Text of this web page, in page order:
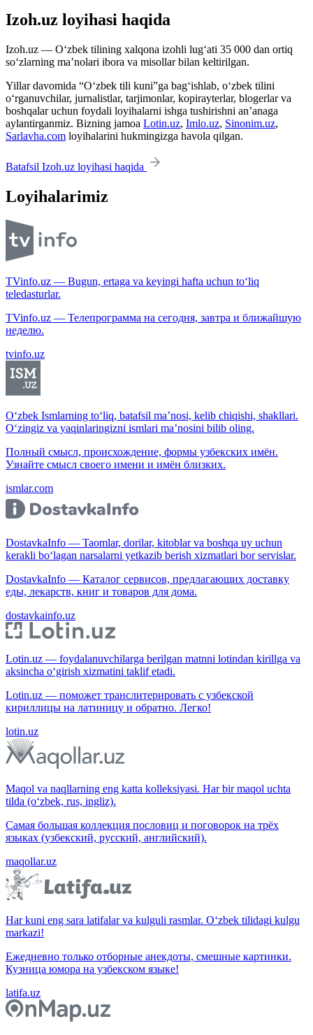
Izoh.uz loyihasi haqida
Izoh.uz — O‘zbek tilining xalqona izohli lug‘ati 35 000 dan ortiq
so‘zlarning ma’nolari ibora va misollar bilan keltirilgan.
Yillar davomida “O‘zbek tili kuni”ga bag‘ishlab, o‘zbek tilini
o‘rganuvchilar, jurnalistlar, tarjimonlar, kopirayterlar, blogerlar va
boshqalar uchun foydali loyihalarni ishga tushirishni an’anaga
aylantirganmiz. Bizning jamoa Lotin.uz, Imlo.uz, Sinonim.uz,
Sarlavha.com loyihalarini hukmingizga havola qilgan.
Batafsil Izoh.uz loyihasi haqida
Loyihalarimiz
TVinfo.uz — Bugun, ertaga va keyingi hafta uchun to‘liq
teledasturlar.
TVinfo.uz — Телепрограмма на сегодня, завтра и ближайшую
неделю.
tvinfo.uz
O‘zbek Ismlarning to‘liq, batafsil ma’nosi, kelib chiqishi, shakllari.
O‘zingiz va yaqinlaringizni ismlari ma’nosini bilib oling.
Полный смысл, происхождение, формы узбекских имён.
Узнайте смысл своего имени и имён близких.
ismlar.com
DostavkaInfo — Taomlar, dorilar, kitoblar va boshqa uy uchun
kerakli bo‘lagan narsalarni yetkazib berish xizmatlari bor servislar.
DostavkaInfo — Каталог сервисов, предлагающих доставку
еды, лекарств, книг и товаров для дома.
dostavkainfo.uz
Lotin.uz — foydalanuvchilarga berilgan matnni lotindan kirillga va
aksincha o‘girish xizmatini taklif etadi.
Lotin.uz — поможет транслитерировать с узбекской
кириллицы на латиницу и обратно. Легко!
lotin.uz
Maqol va naqllarning eng katta kolleksiyasi. Har bir maqol uchta
tilda (o‘zbek, rus, ingliz).
Самая большая коллекция пословиц и поговорок на трёх
языках (узбекский, русский, английский).
maqollar.uz
Har kuni eng sara latifalar va kulguli rasmlar. O‘zbek tilidagi kulgu
markazi!
Ежедневно только отборные анекдоты, смешные картинки.
Кузница юмора на узбекском языке!
latifa.uz